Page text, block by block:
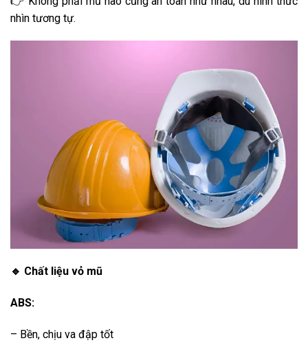
nhìn tương tự.
🔹 Chất liệu vỏ mũ
ABS:
– Bền, chịu va đập tốt